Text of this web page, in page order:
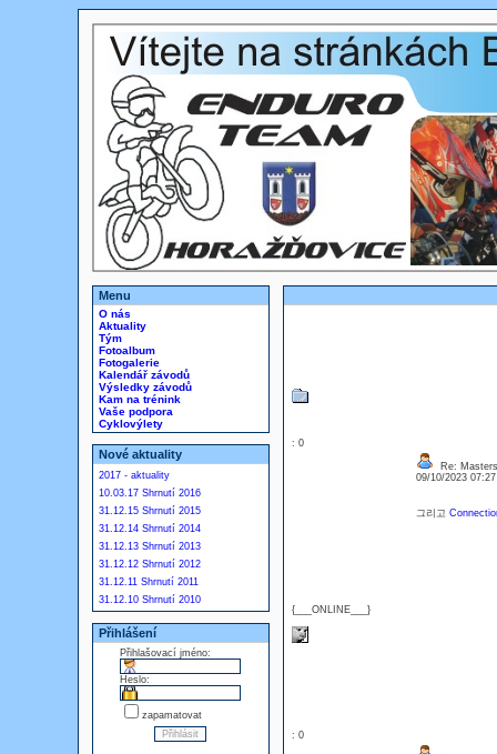
Menu
O nás
Aktuality
Tým
Fotoalbum
Fotogalerie
Kalendář závodů
Výsledky závodů
Kam na trénink
Vaše podpora
Cyklovýlety
Nové aktuality
2017 - aktuality
10.03.17 Shrnutí 2016
31.12.15 Shrnutí 2015
31.12.14 Shrnutí 2014
31.12.13 Shrnutí 2013
31.12.12 Shrnutí 2012
31.12.11 Shrnutí 2011
31.12.10 Shrnutí 2010
Přihlášení
Přihlašovací jméno:
Heslo:
zapamatovat
: 0
{___ONLINE___}
Re:
09/10/2023
그리고
: 0